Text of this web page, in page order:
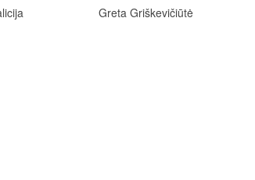
koalicija Greta Griškevičiūtė